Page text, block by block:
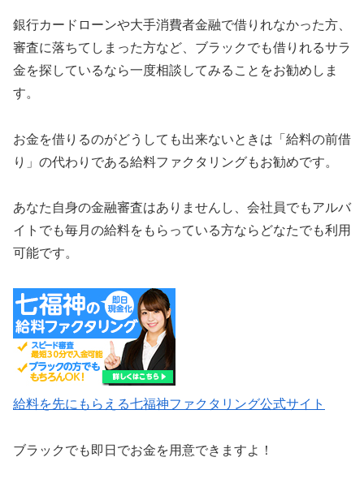
銀行カードローンや大手消費者金融で借りれなかった方、
審査に落ちてしまった方など、ブラックでも借りれるサラ
金を探しているなら一度相談してみることをお勧めしま
す。
お金を借りるのがどうしても出来ないときは「給料の前借
り」の代わりである給料ファクタリングもお勧めです。
あなた自身の金融審査はありませんし、会社員でもアルバ
イトでも毎月の給料をもらっている方ならどなたでも利用
可能です。
給料を先にもらえる七福神ファクタリング公式サイト
ブラックでも即日でお金を用意できますよ！